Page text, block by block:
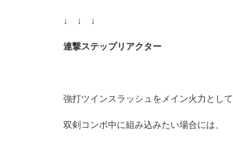
↓ ↓ ↓
連撃ステップリアクター
強打ツインスラッシュをメイン火力として
双剣コンボ中に組み込みたい場合には、